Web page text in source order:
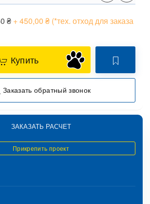
₴ + 450,00₴ (*тех. отход для заказа
Купить
Заказать обратный звонок
ЗАКАЗАТЬ РАСЧЕТ
Прикрепить проект